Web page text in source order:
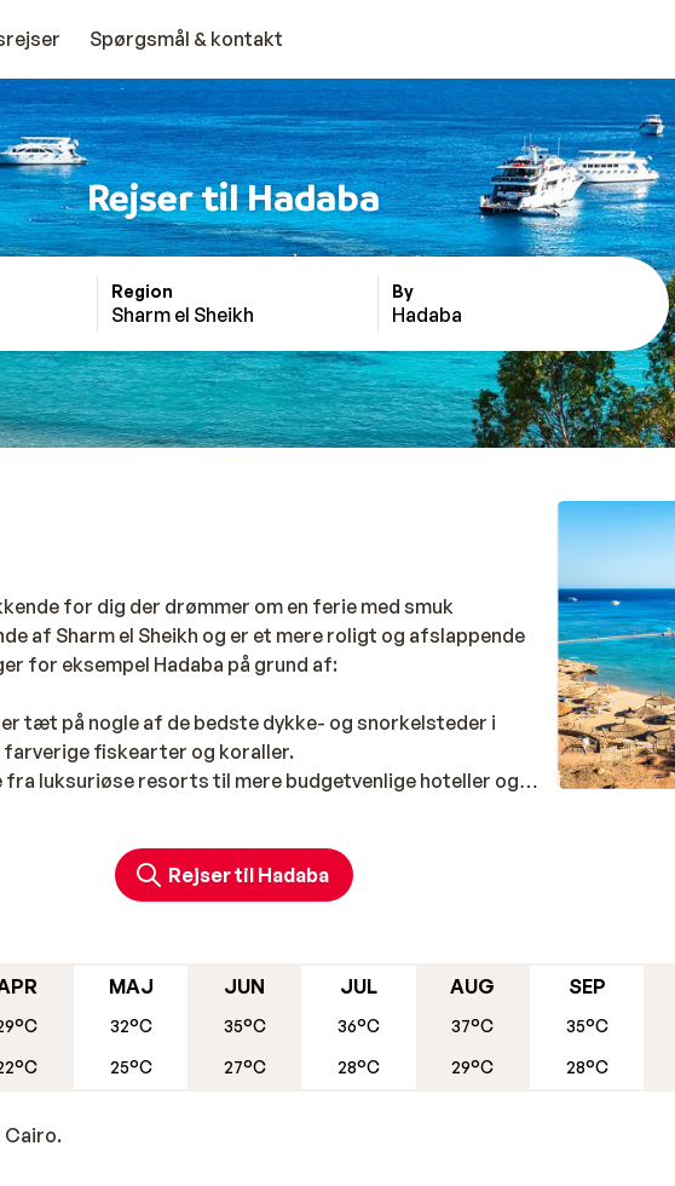
Spørgsmål & kontakt
Rejser til Hadaba
Region
Sharm el Sheikh
By
Hadaba
for dig der drømmer om en ferie med smuk
af Sharm el Sheikh og er et mere roligt og afslappende
for eksempel Hadaba på grund af:
tæt på nogle af de bedste dykke- og snorkelsteder i
farverige fiskearter og koraller.
fra luksuriøse resorts til mere budgetvenlige hoteller og
mere afslappende ferie, kan nyde solen på de hvide
og udflugter tilgængelige, såsom at tage på
St. Catherine's Monastery.
bådtur ud på Rødehavet, hvor man kan nyde den
eller hajer i deres naturlige habitat. En anden populær
Rejser til Hadaba
MAJ
32°C
25°C
JUN
35°C
27°C
JUL
36°C
28°C
AUG
37°C
29°C
SEP
35°C
28°C
Cairo.